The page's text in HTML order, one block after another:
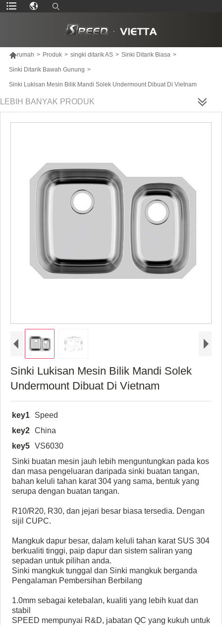
rumah > Produk > singki ditarik AS > Sinki Ditarik Biasa >
Sinki Ditarik Bawah Gunung >
Sinki Lukisan Mesin Bilik Mandi Solek Undermount Dibuat Di Vietnam
LEBIH BANYAK PRODUK
Sinki Lukisan Mesin Bilik Mandi Solek
Undermount Dibuat Di Vietnam
key1
Speed
key2 China
key5 VS6030
Sinki buatan mesin jauh lebih menguntungkan pada kos
dan masa pengeluaran daripada sinki buatan tangan,
bahan keluli tahan karat 304 yang sama, bentuk yang
serupa dengan buatan tangan.
R10/R20, R30, dan jejari besar biasa tersedia. Dengan
sijil CUPC.
Mangkuk dapur besar, dalam keluli tahan karat SUS 304
berkualiti tinggi, paip dapur dan sistem saliran yang
sepadan untuk pilihan anda.
Sinki mangkuk tunggal dan Sinki mangkuk berganda
Pengalaman Pembersihan Berbilang
1.0mm sebagai ketebalan, kualiti yang lebih kuat dan
stabil
SPEED mempunyai R&D, jabatan QC yang kukuh untuk